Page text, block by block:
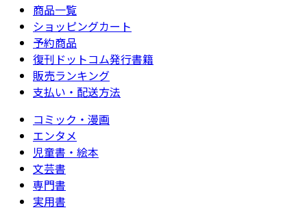
商品一覧
ショッピングカート
予約商品
復刊ドットコム発行書籍
販売ランキング
支払い・配送方法
コミック・漫画
エンタメ
児童書・絵本
文芸書
専門書
実用書